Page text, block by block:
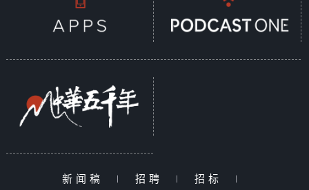
新闻稿 | 招聘 | 招标
|